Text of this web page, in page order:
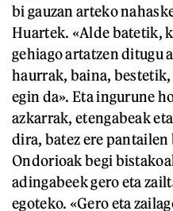
bi gauzan arteko
Huartek. «Alde batetik,
gehiago artatzen ditugu
haurrak, baina,
egin da». Eta ingurune
azkarrak, etengabeak
dira, batez ere
Ondorioak begi
adingabeek gero eta
egoteko. «Gero eta